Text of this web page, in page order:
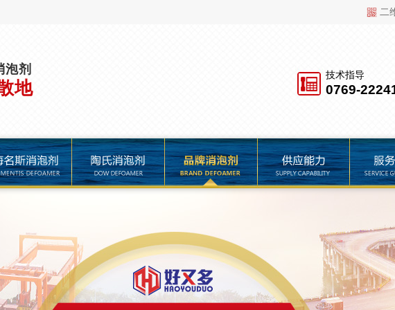
二
泡剂
地
技术指导
0769-
消泡剂 品牌消泡剂 供应能力 服务保障 品牌